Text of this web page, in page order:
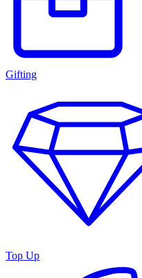
Gifting
Top Up